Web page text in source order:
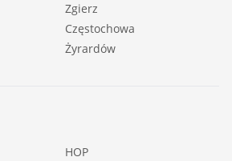
Zgierz
Częstochowa
Żyrardów
HOP